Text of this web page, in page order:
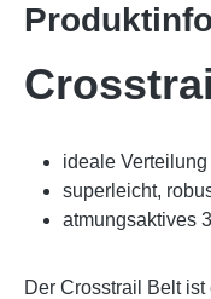
ideale
superleicht,
atmungsaktives
Der Crosstrail Belt